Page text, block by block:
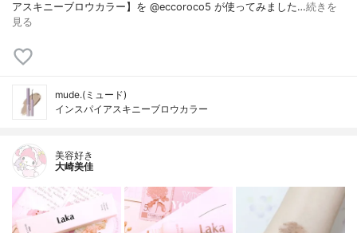
アスキニーブロウカラー】を @eccoroco5 が使ってみました…続きを
見る
mude.(ミュード)
インスパイアスキニーブロウカラー
美容好き
大崎美佳